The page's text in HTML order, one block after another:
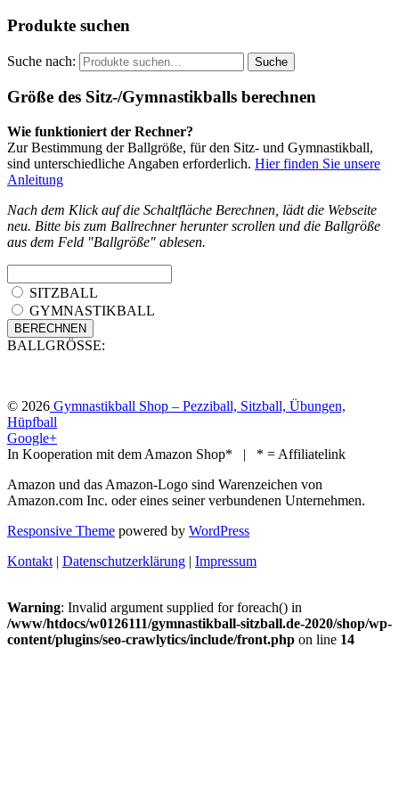
Produkte suchen
Suche nach: Suche
Größe des Sitz-/Gymnastikballs berechnen
Wie funktioniert der Rechner?
Zur Bestimmung der Ballgröße, für den Sitz- und Gymnastikball,
sind unterschiedliche Angaben erforderlich. Hier finden Sie unsere
Anleitung
Nach dem Klick auf die Schaltfläche Berechnen, lädt die Webseite
neu. Bitte bis zum Ballrechner herunter scrollen und die Ballgröße
aus dem Feld "Ballgröße" ablesen.
SITZBALL
GYMNASTIKBALL
BALLGRÖSSE:
© 2026 Gymnastikball Shop – Pezziball, Sitzball, Übungen,
Hüpfball
Google+
In Kooperation mit dem Amazon Shop* | * = Affiliatelink
Amazon und das Amazon-Logo sind Warenzeichen von
Amazon.com Inc. oder eines seiner verbundenen Unternehmen.
Responsive Theme powered by WordPress
Kontakt | Datenschutzerklärung | Impressum
Warning: Invalid argument supplied for foreach() in
/www/htdocs/w0126111/gymnastikball-sitzball.de-2020/shop/wp-
content/plugins/seo-crawlytics/include/front.php on line 14